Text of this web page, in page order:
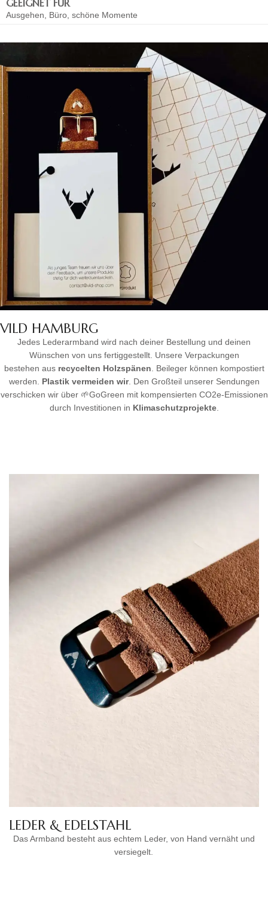
GEEIGNET FÜR
Ausgehen, Büro, schöne Momente
VILD HAMBURG
Jedes Lederarmband wird nach deiner Bestellung und deinen
Wünschen von uns fertiggestellt. Unsere Verpackungen
bestehen aus recycelten Holzspänen. Beileger können kompostiert
werden. Plastik vermeiden wir. Den Großteil unserer Sendungen
verschicken wir über 🌱GoGreen mit kompensierten CO2e-Emissionen
durch Investitionen in Klimaschutzprojekte.
LEDER & EDELSTAHL
Das Armband besteht aus echtem Leder, von Hand vernäht und
versiegelt.